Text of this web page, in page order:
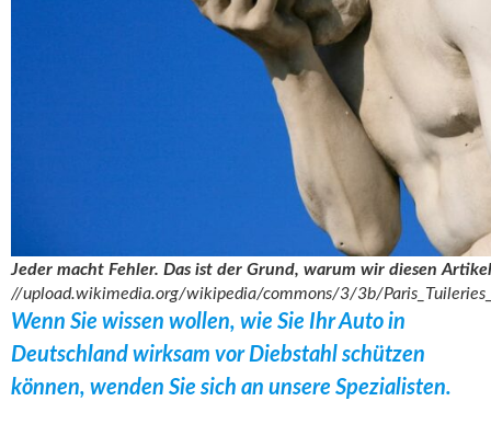
Jeder macht Fehler. Das ist der Grund, warum wir diesen
//upload.wikimedia.org/wikipedia/commons/3/3b/
Wenn Sie wissen wollen, wie Sie Ihr Auto in
Deutschland wirksam vor Diebstahl schützen
können, wenden Sie sich an unsere Spezialisten.